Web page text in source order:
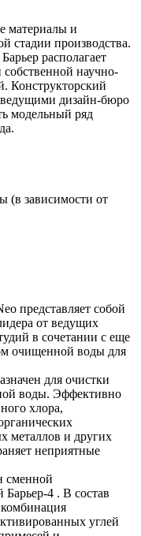
материалы и
стадии производства.
располагает
научно-
Конструкторский
ведущими дизайн-бюро
модельный ряд
(в зависимости от
представляет собой
от ведущих
в сочетании с еще
очищенной воды для
для очистки
воды. Эффективно
хлора,
металлов и других
неприятные
сменной
4 . В состав
комбинация
углей